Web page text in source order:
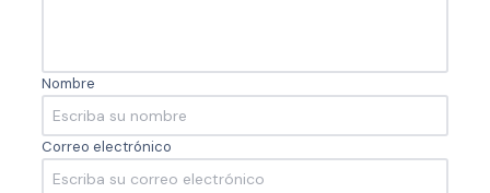
Nombre
Correo electrónico